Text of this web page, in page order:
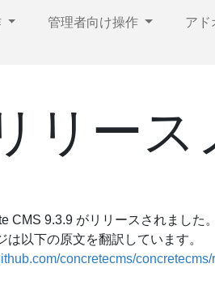
管理者向け操作 アド
リリー
CMS 9.3.9 がリリースされました。
は以下の原文を翻訳しています。
concretecms/